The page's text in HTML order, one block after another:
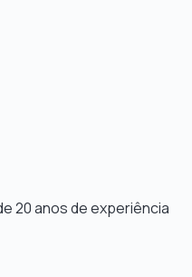
20 anos de experiência